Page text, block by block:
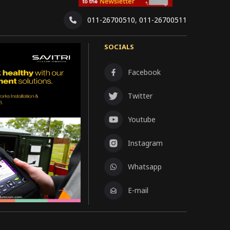
011-26700510, 011-26700511
SOCIALS
Facebook
Twitter
Youtube
Instagram
Whatsapp
E-mail